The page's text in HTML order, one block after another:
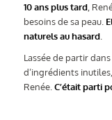
10 ans plus tard,
besoins de sa peau.
naturels au hasard.
Lassée de partir
d’ingrédients
Renée. C’était parti